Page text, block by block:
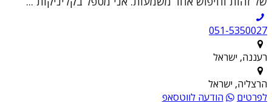
051-5350027
רעננה, ישראל
הרצליה, ישראל
לפרטים
הודעה לווטסאפ